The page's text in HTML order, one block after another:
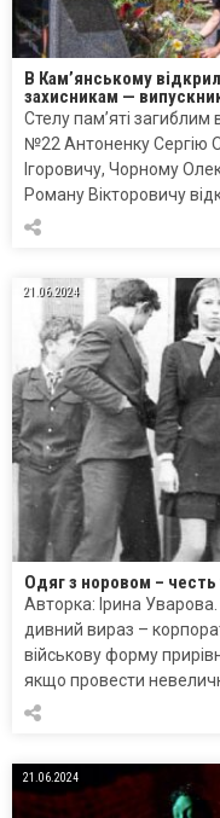
В Кам’янському
захисникам —
Стелу пам’яті загиблим
№22 Антоненку Сергію
Ігоровичу, Чорному
Роману Вікторовичу
21.06.2024
Одяг з норовом – честь
Авторка: Ірина
дивний вираз –
військову форму
якщо провести
21.06.2024